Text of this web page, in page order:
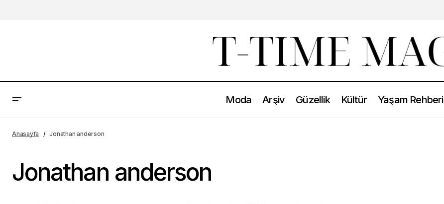
Moda Arşiv Güzellik Kültür Yaşam Rehberi
Anasayfa Jonathan anderson
Jonathan anderson